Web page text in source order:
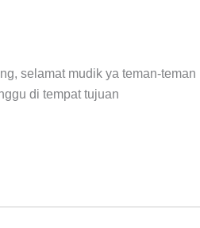
selamat mudik ya teman-teman
di tempat tujuan